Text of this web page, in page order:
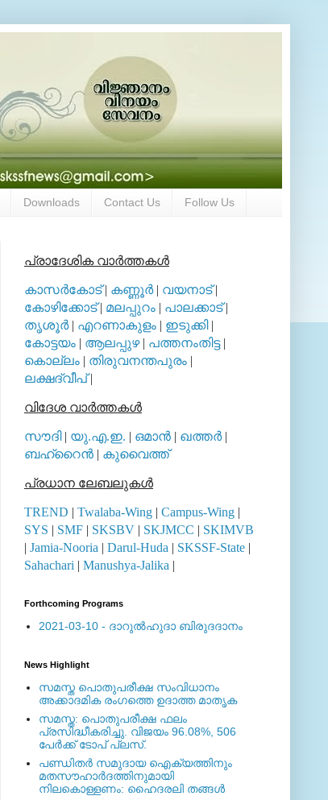
Downloads Contact Us Follow Us
പ്രാദേശിക വാര്‍ത്തകള്‍
കാസര്‍കോട്| കണ്ണൂര്‍| വയനാട്|
കോഴിക്കോട്| മലപ്പുറം | പാലക്കാട്|
തൃശൂര്‍| എറണാകുളം | ഇടുക്കി|
കോട്ടയം | ആലപ്പുഴ| പത്തനംതിട്ട|
കൊല്ലം | തിരുവനന്തപുരം |
ലക്ഷദ്വീപ്|
വിദേശ വാര്‍ത്തകള്‍
സൗദി| യു.എ.ഇ. | ഒമാന്‍ | ഖത്തര്‍|
ബഹ്റൈന്‍ | കുവൈത്ത്
പ്രധാന ലേബലുകള്‍
TREND | Twalaba-Wing | Campus-Wing |
SYS | SMF | SKSBV | SKJMCC | SKIMVB
| Jamia-Nooria | Darul-Huda | SKSSF-State |
Sahachari | Manushya-Jalika |
Forthcoming Programs
2021-03-10 - ദാറുല്‍ഹുദാ ബിരുദദാനം
News Highlight
സമസ്ത പൊതുപരീക്ഷ സംവിധാനം
അക്കാദമിക രംഗത്തെ ഉദാത്ത മാതൃക
സമസ്ത: പൊതുപരീക്ഷ ഫലം
പ്രസിദ്ധീകരിച്ചു. വിജയം 96.08%, 506
പേര്‍ക്ക് ടോപ് പ്ലസ്.
പണ്ഡിതര്‍ സമുദായ ഐക്യത്തിനും
മതസൗഹാര്‍ദത്തിനുമായി
നിലകൊള്ളണം: ഹൈദരലി തങ്ങള്‍